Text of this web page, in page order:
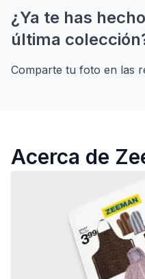
¿Ya te has
última
Comparte tu foto en las
Acerca de